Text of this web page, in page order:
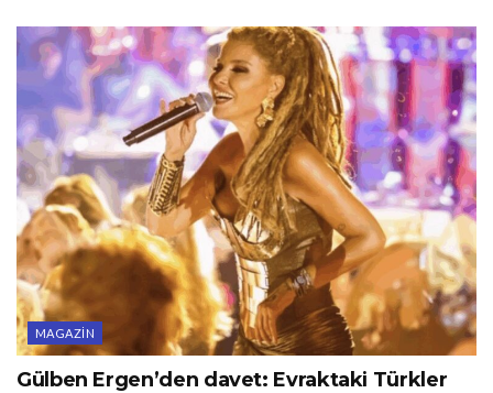
MAGAZIN
Gülben Ergen’den davet: Evraktaki Türkler